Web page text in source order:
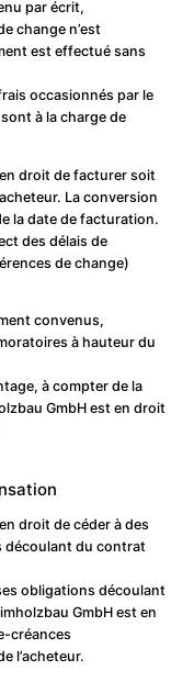
par écrit,
change n’est
est effectué sans
occasionnés par le
à la charge de
droit de facturer soit
La conversion
la date de facturation.
des délais de
de change)
convenus,
à hauteur du
à compter de la
GmbH est en droit
droit de céder à des
découlant du contrat
obligations découlant
GmbH est en
créances
l’acheteur.